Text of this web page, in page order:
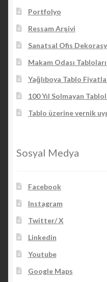
Portfolyo
Ressam Arşivi
Sanatsal Ofis
Makam Odası
Yağlıboya Tablo
100 Yıl Solmayan
Tablo üzerine vernik
Sosyal Medya
Facebook
Instagram
Twitter/ X
Linkedin
Youtube
Google Maps